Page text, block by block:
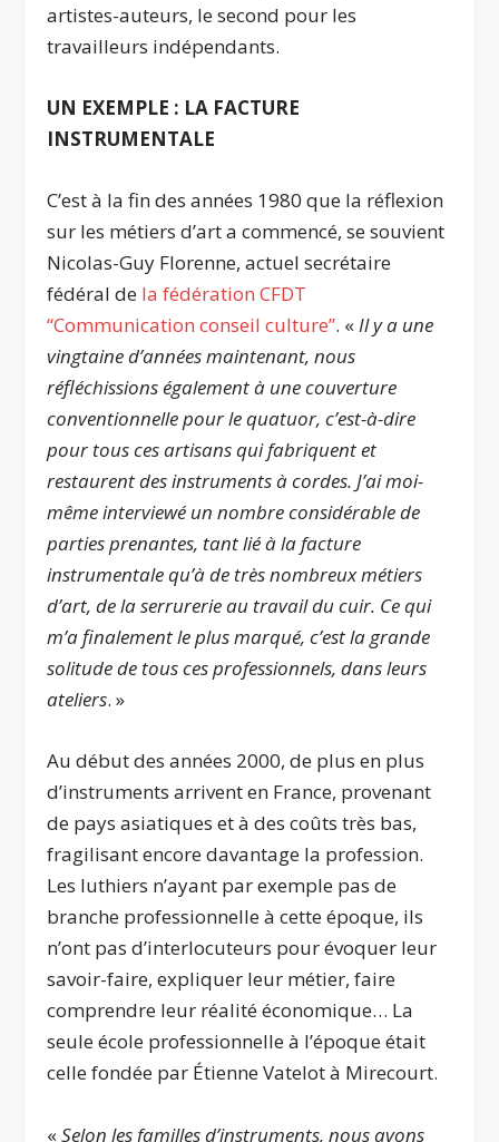
artistes-auteurs, le second pour les
travailleurs indépendants.
UN EXEMPLE : LA FACTURE
INSTRUMENTALE
C’est à la fin des années 1980 que la réflexion
sur les métiers d’art a commencé, se souvient
Nicolas-Guy Florenne, actuel secrétaire
fédéral de la fédération CFDT
‘‘Communication conseil culture’’. «Il y a une
vingtaine d’années maintenant, nous
réfléchissions également à une couverture
conventionnelle pour le quatuor, c’est-à-dire
pour tous ces artisans qui fabriquent et
restaurent des instruments à cordes. J’ai moi-
même interviewé un nombre considérable de
parties prenantes, tant lié à la facture
instrumentale qu’à de très nombreux métiers
d’art, de la serrurerie au travail du cuir. Ce qui
m’a finalement le plus marqué, c’est la grande
solitude de tous ces professionnels, dans leurs
ateliers. »
Au début des années 2000, de plus en plus
d’instruments arrivent en France, provenant
de pays asiatiques et à des coûts très bas,
fragilisant encore davantage la profession.
Les luthiers n’ayant par exemple pas de
branche professionnelle à cette époque, ils
n’ont pas d’interlocuteurs pour évoquer leur
savoir-faire, expliquer leur métier, faire
comprendre leur réalité économique… La
seule école professionnelle à l’époque était
celle fondée par Étienne Vatelot à Mirecourt.
«Selon les familles d’instruments, nous avons